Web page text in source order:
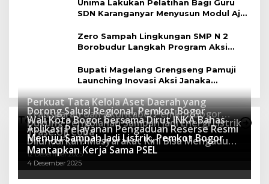
Unima Lakukan Pelatihan Bagi Guru
SDN Karanganyar Menyusun Modul Ajar
Zero Sampah Lingkungan SMP N 2
Borobudur Langkah Program Aksi
Bupati Magelang Grengseng Pamuji
Launching Inovasi Aksi Janaka
Program Sekolah Adiwiyata
Teknologi
Perkuat Tata Kelola Aset Daerah yang
Transparan dan Akuntabel Pemkot Bogor
Luncurkan SIMASDA
8 Juli 2026
Dorong Salusi Regional, Pemkot Bogor
Dukung Pengolahan Sampah Jadi Energi Listrik
8 April 2026
Wali Kota Bogor bersama Dirut INKA Bahas
Trase Uji Coba
7 Januari 2026
Aplikasi Pelayanan Pengaduan Reserse Resmi
Diluncurkan: Masyarakat Kini Bisa Mengadu
Lebih Cepat, Mudah, dan Terintegrasi
12 Desember 2025
Menuju Sampah Jadi Listrik, Pemkot Bogor
Mantapkan Kerja Sama PSEL
4 Desember 2025